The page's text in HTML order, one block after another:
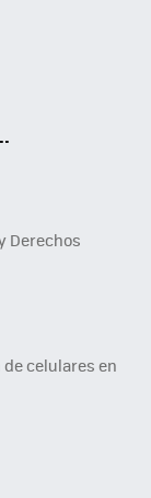
Derechos
celulares en